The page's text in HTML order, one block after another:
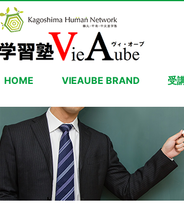
HOME VIEAUBE BRAND 受